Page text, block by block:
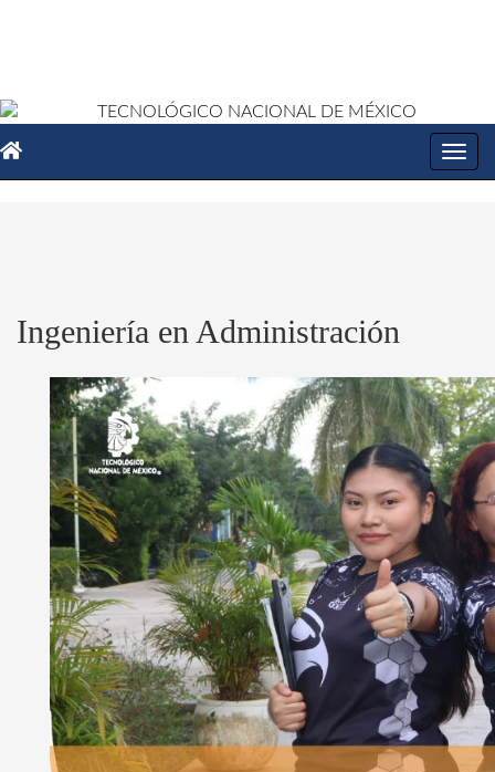
Ingeniería en Administración